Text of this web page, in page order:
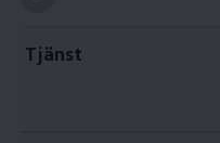
Tjänst